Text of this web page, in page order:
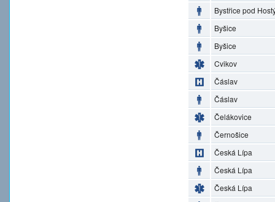
Bystřice pod
Byšice
Byšice
Cvikov
Čáslav
Čáslav
Čelákovice
Černošice
Česká Lípa
Česká Lípa
Česká Lípa